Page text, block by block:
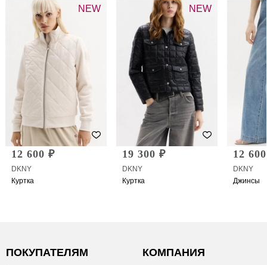
NEW
12 600 ₽
DKNY
Куртка
NEW
19 300 ₽
DKNY
Куртка
12
DKNY
Джинсы
ПОКУПАТЕЛЯМ КОМПАНИЯ